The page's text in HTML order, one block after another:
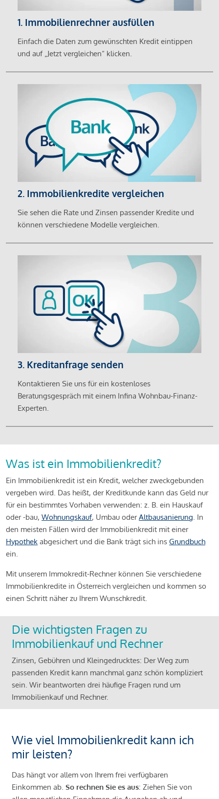
1. Immobilienrechner ausfüllen
Einfach die Daten zum gewünschten Kredit eintippen
und auf „Jetzt vergleichen“ klicken.
2. Immobilienkredite vergleichen
Sie sehen die Rate und Zinsen passender Kredite und
können verschiedene Modelle vergleichen.
3. Kreditanfrage senden
Kontaktieren Sie uns für ein kostenloses
Beratungsgespräch mit einem Infina Wohnbau-Finanz-
Experten.
Was ist ein Immobilienkredit?
Ein Immobilienkredit ist ein Kredit, welcher zweckgebunden
vergeben wird. Das heißt, der Kreditkunde kann das Geld nur
für ein bestimmtes Vorhaben verwenden: z. B. ein Hauskauf
oder -bau, Wohnungskauf, Umbau oderAltbausanierung. In
den meisten Fällen wird der Immobilienkredit mit einer
Hypothek abgesichert und die Bank trägt sich ins Grundbuch
ein.
Mit unserem Immokredit-Rechner können Sie verschiedene
Immobilienkredite in Österreich vergleichen und kommen so
einen Schritt näher zu Ihrem Wunschkredit.
Die wichtigsten Fragen zu
Immobilienkauf und Rechner
Zinsen, Gebühren und Kleingedrucktes: Der Weg zum
passenden Kredit kann manchmal ganz schön kompliziert
sein. Wir beantworten drei häufige Fragen rund um
Immobilienkauf und Rechner.
Wie viel Immobilienkredit kann ich
mir leisten?
Das hängt vor allem von Ihrem frei verfügbaren
Einkommen ab. So rechnen Sie es aus: Ziehen Sie von